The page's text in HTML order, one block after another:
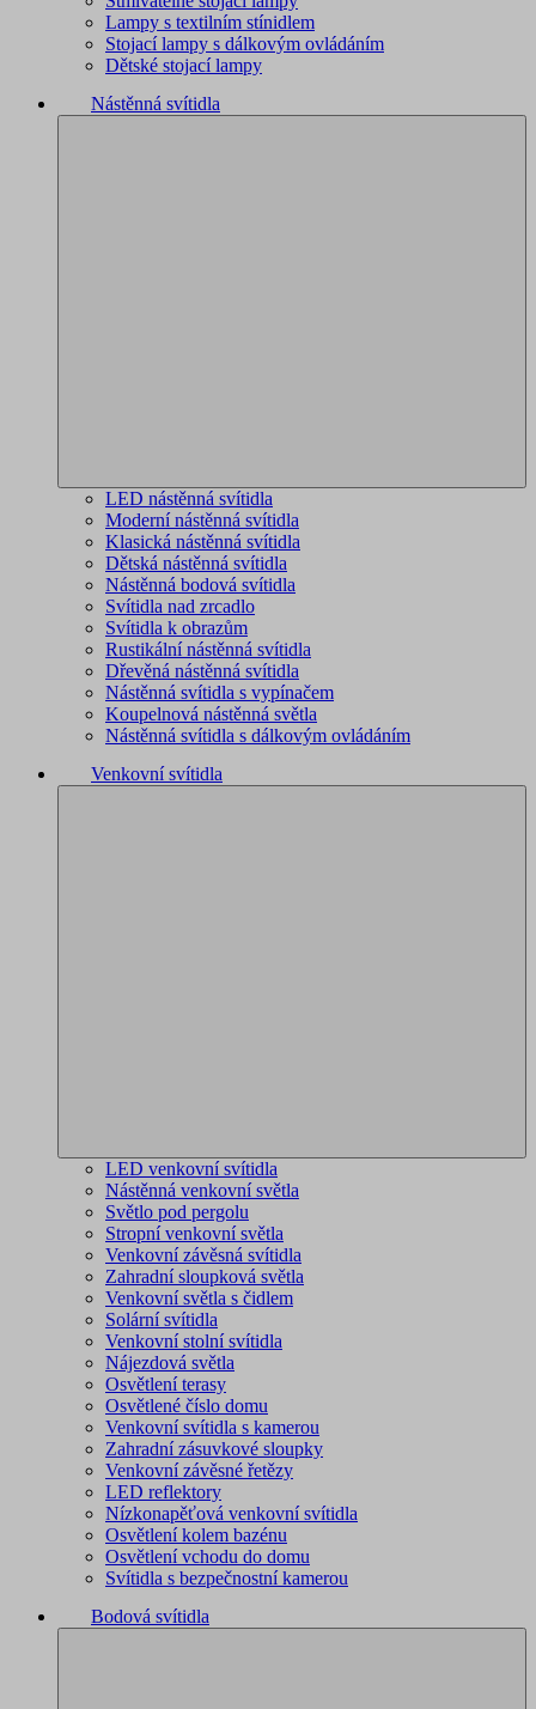
Lampy s textilním stínidlem
Stojací lampy s dálkovým ovládáním
Dětské stojací lampy
Nástěnná svítidla
LED nástěnná svítidla
Moderní nástěnná svítidla
Klasická nástěnná svítidla
Dětská nástěnná svítidla
Nástěnná bodová svítidla
Svítidla nad zrcadlo
Svítidla k obrazům
Rustikální nástěnná svítidla
Dřevěná nástěnná svítidla
Nástěnná svítidla s vypínačem
Koupelnová nástěnná světla
Nástěnná svítidla s dálkovým ovládáním
Venkovní svítidla
LED venkovní svítidla
Nástěnná venkovní světla
Světlo pod pergolu
Stropní venkovní světla
Venkovní závěsná svítidla
Zahradní sloupková světla
Venkovní světla s čidlem
Solární svítidla
Venkovní stolní svítidla
Nájezdová světla
Osvětlení terasy
Osvětlené číslo domu
Venkovní svítidla s kamerou
Zahradní zásuvkové sloupky
Venkovní závěsné řetězy
LED reflektory
Nízkonapěťová venkovní svítidla
Osvětlení kolem bazénu
Osvětlení vchodu do domu
Svítidla s bezpečnostní kamerou
Bodová svítidla